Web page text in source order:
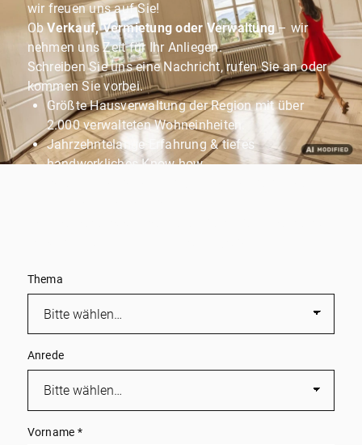
wir freuen uns auf Sie!
ObVerkauf, Vermietung oder Verwaltung– wir
nehmen uns Zeit für Ihr Anliegen.
Schreiben Sie uns eine Nachricht, rufen Sie an oder
kommen Sie vorbei.
Größte Hausverwaltung der Region mit über
2.000 verwalteten Wohneinheiten.
Jahrzehntelange Erfahrung & tiefes
handwerkliches Know-how.
Thema
Anrede
Vorname *